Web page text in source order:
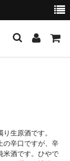
り生原酒です。
の辛口ですが、辛
米酒です。ひやで